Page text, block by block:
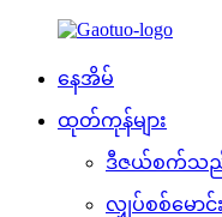
နေအိမ်
ထုတ်ကုန်များ
ဒီဇယ်စက်သ
လျှပ်စစ်မောင်